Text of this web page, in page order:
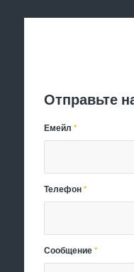
Отправьте
Емейл*
Телефон*
Сообщение*